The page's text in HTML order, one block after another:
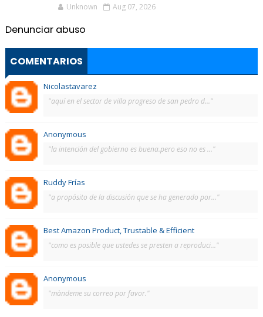
Unknown Aug 07, 2026
Denunciar abuso
COMENTARIOS
Nicolastavarez
"aquí en el sector de villa progreso de san pedro d..."
Anonymous
"la intención del gobierno es buena.pero eso no es ..."
Ruddy Frías
"a propósito de la discusión que se ha generado por..."
Best Amazon Product, Trustable & Efficient
"como es posible que ustedes se presten a reproduci..."
Anonymous
"màndeme su correo por favor."